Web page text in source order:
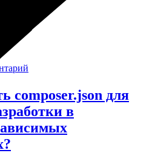
composer.json для
в